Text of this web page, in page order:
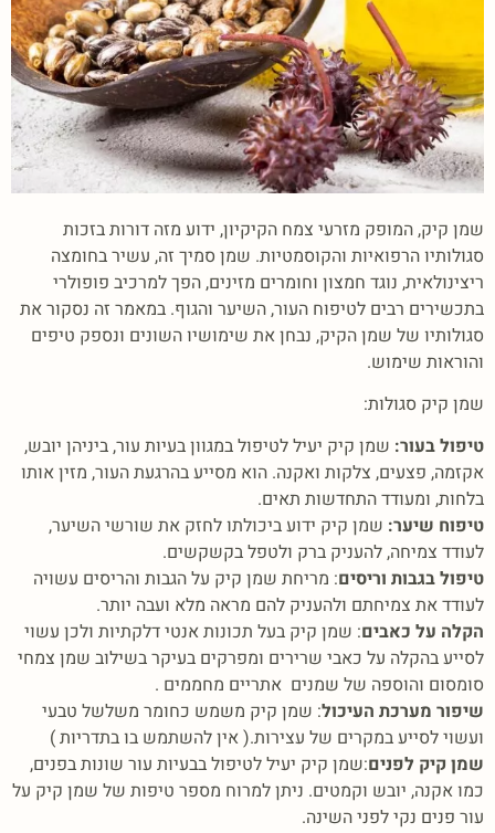
שמן קיק, המופק מזרעי צמח הקיקיון, ידוע מזה דורות בזכות
סגולותיו הרפואיות והקוסמטיות. שמן סמיך זה, עשיר בחומצה
ריצינולאית, נוגד חמצון וחומרים מזינים, הפך למרכיב פופולרי
בתכשירים רבים לטיפוח העור, השיער והגוף. במאמר זה נסקור את
סגולותיו של שמן הקיק, נבחן את שימושיו השונים ונספק טיפים
והוראות שימוש.
שמן קיק סגולות:
טיפול בעור: שמן קיק יעיל לטיפול במגוון בעיות עור, ביניהן יובש,
אקזמה, פצעים, צלקות ואקנה. הוא מסייע בהרגעת העור, מזין אותו
בלחות, ומעודד התחדשות תאים.
טיפוח שיער: שמן קיק ידוע ביכולתו לחזק את שורשי השיער,
לעודד צמיחה, להעניק ברק ולטפל בקשקשים.
טיפול בגבות וריסים: מריחת שמן קיק על הגבות והריסים עשויה
לעודד את צמיחתם ולהעניק להם מראה מלא ועבה יותר.
הקלה על כאבים: שמן קיק בעל תכונות אנטי דלקתיות ולכן עשוי
לסייע בהקלה על כאבי שרירים ומפרקים בעיקר בשילוב שמן צמחי
סומסום והוספה של שמנים אתריים מחממים .
שיפור מערכת העיכול: שמן קיק משמש כחומר משלשל טבעי
ועשוי לסייע במקרים של עצירות.( אין להשתמש בו בתדריות )
שמן קיק לפנים:שמן קיק יעיל לטיפול בבעיות עור שונות בפנים,
כמו אקנה, יובש וקמטים. ניתן למרוח מספר טיפות של שמן קיק על
עור פנים נקי לפני השינה.